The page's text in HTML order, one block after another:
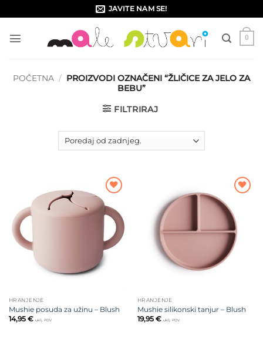
to
content
JAVITE NAM SE!
0
POČETNA / PROIZVODI OZNAČENI “ŽLIČICE ZA JELO ZA
BEBU”
FILTRIRAJ
Dodajte
na listu
želja
HRANJENJE
Mushie posuda za užinu – Blush
14,95 € uklj. PDV
na listu
želja
HRANJENJE
Mushie silikonski tanjur – Blush
19,95 € uklj. PDV